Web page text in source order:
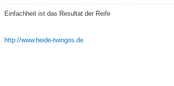
Einfachheit ist das Resultat der Reife
http://www.heide-twingos.de